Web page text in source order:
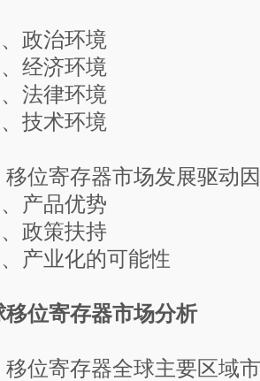
环境
环境
环境
环境
寄存器市场发展驱动
优势
扶持
化的可能性
位寄存器市场分析
寄存器全球主要区域